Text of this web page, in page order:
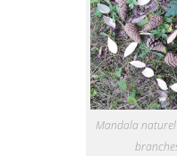
Mandala naturel